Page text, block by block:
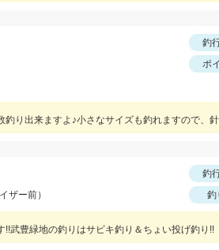
釣
ポ
釣り出来ますよ♪小さなサイズも釣れますので、
釣
ザー前） 釣
!!武豊緑地の釣りはサビキ釣り＆ちょい投げ釣り!!